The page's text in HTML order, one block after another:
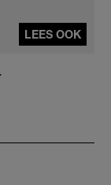
LEES OOK